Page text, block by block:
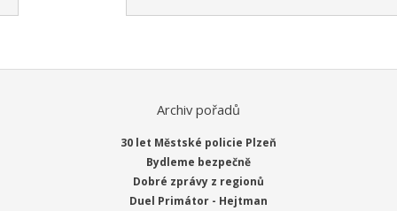
Archiv pořadů
30 let Městské policie Plzeň
Bydleme bezpečně
Dobré zprávy z regionů
Duel Primátor - Hejtman